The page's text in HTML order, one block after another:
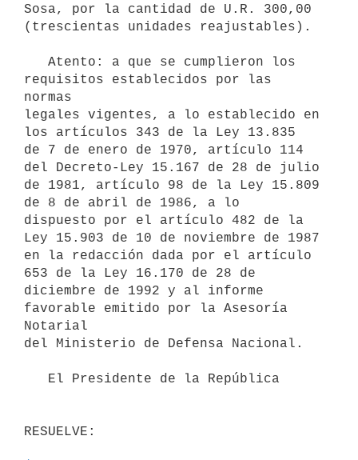
Sosa, por la cantidad de U.R. 300,00
(trescientas unidades reajustables).
requisitos establecidos por las
normas
legales vigentes, a lo establecido en
los artículos 343 de la Ley 13.835
de 7 de enero de 1970, artículo 114
del Decreto-Ley 15.167 de 28 de julio
de 1981, artículo 98 de la Ley 15.809
de 8 de abril de 1986, a lo
dispuesto por el artículo 482 de la
Ley 15.903 de 10 de noviembre de 1987
en la redacción dada por el artículo
653 de la Ley 16.170 de 28 de
diciembre de 1992 y al informe
favorable emitido por la Asesoría
Notarial
del Ministerio de Defensa Nacional.